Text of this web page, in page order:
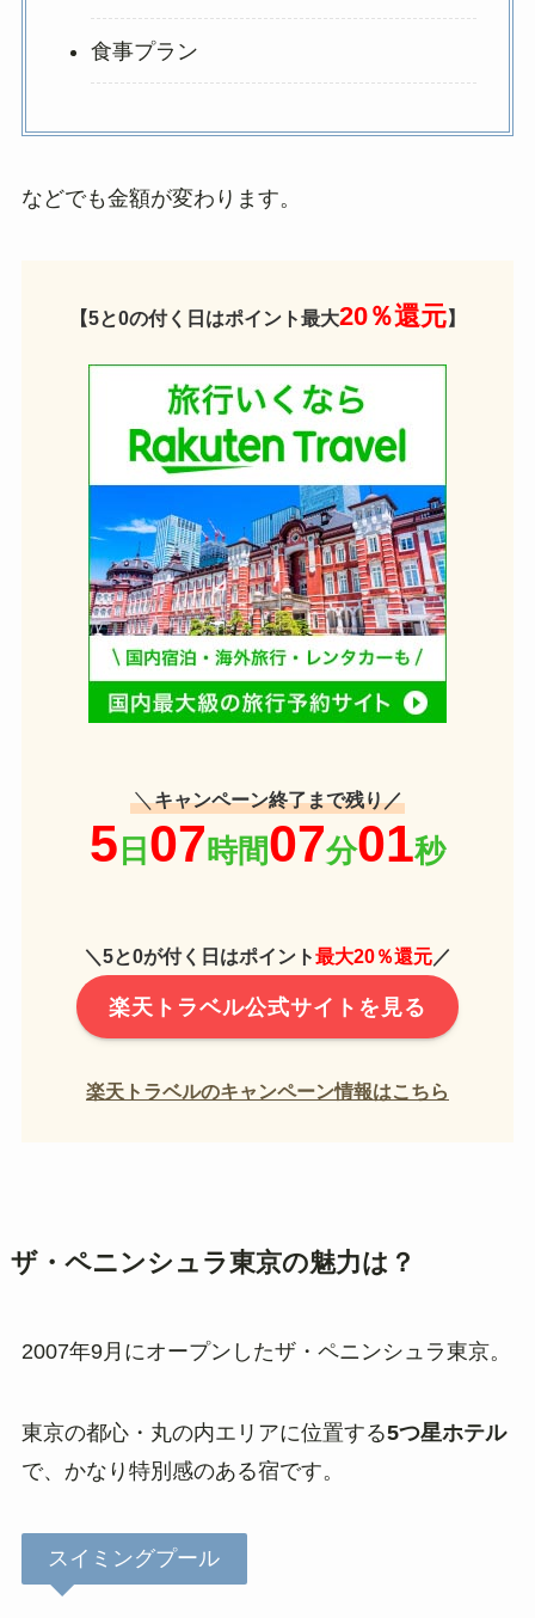
食事プラン
などでも金額が変わります。
【5と0の付く日はポイント最大20％還元】
＼キャンペーン終了まで残り／
＼5と0が付く日はポイント最大20％還元／
楽天トラベル公式サイトを見る
楽天トラベルのキャンペーン情報はこちら
ザ・ペニンシュラ東京の魅力は？
2007年9月にオープンしたザ・ペニンシュラ東京。
東京の都心・丸の内エリアに位置する5つ星ホテル
で、かなり特別感のある宿です。
スイミングプール